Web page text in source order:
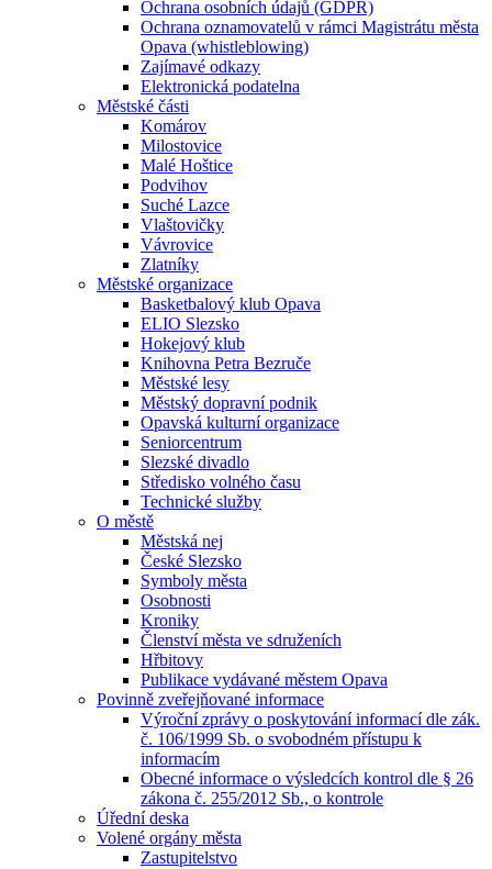
Ochrana osobních údajů (GDPR)
Ochrana oznamovatelů v rámci Magistrátu města
Opava (whistleblowing)
Zajímavé odkazy
Elektronická podatelna
Městské části
Komárov
Milostovice
Malé Hoštice
Podvihov
Suché Lazce
Vlaštovičky
Vávrovice
Zlatníky
Městské organizace
Basketbalový klub Opava
ELIO Slezsko
Hokejový klub
Knihovna Petra Bezruče
Městské lesy
Městský dopravní podnik
Opavská kulturní organizace
Seniorcentrum
Slezské divadlo
Středisko volného času
Technické služby
O městě
Městská nej
České Slezsko
Symboly města
Osobnosti
Kroniky
Členství města ve sdruženích
Hřbitovy
Publikace vydávané městem Opava
Povinně zveřejňované informace
Výroční zprávy o poskytování informací dle zák.
č. 106/1999 Sb. o svobodném přístupu k
informacím
Obecné informace o výsledcích kontrol dle § 26
zákona č. 255/2012 Sb., o kontrole
Úřední deska
Volené orgány města
Zastupitelstvo